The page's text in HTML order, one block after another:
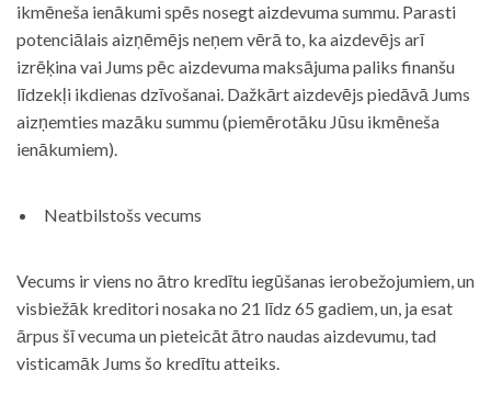
ikmēneša ienākumi spēs nosegt aizdevuma summu. Parasti
potenciālais aizņēmējs neņem vērā to, ka aizdevējs arī
izrēķina vai Jums pēc aizdevuma maksājuma paliks finanšu
līdzekļi ikdienas dzīvošanai. Dažkārt aizdevējs piedāvā Jums
aizņemties mazāku summu (piemērotāku Jūsu ikmēneša
ienākumiem).
Neatbilstošs vecums
Vecums ir viens no ātro kredītu iegūšanas ierobežojumiem, un
visbiežāk kreditori nosaka no 21 līdz 65 gadiem, un, ja esat
ārpus šī vecuma un pieteicāt ātro naudas aizdevumu, tad
visticamāk Jums šo kredītu atteiks.